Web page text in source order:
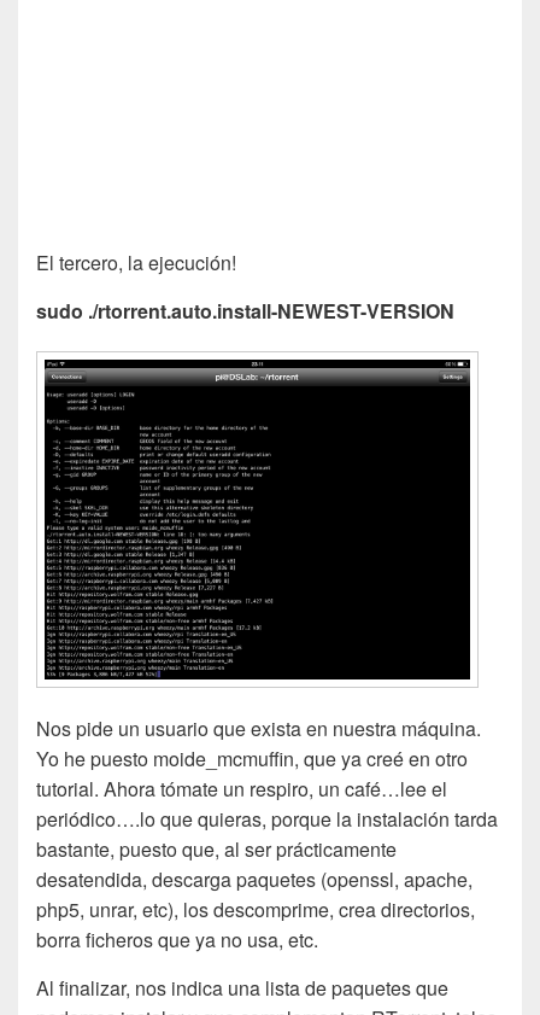
El tercero, la ejecución!
sudo ./rtorrent.auto.install-NEWEST-VERSION
Nos pide un usuario que exista en nuestra máquina.
Yo he puesto moide_mcmuffin, que ya creé en otro
tutorial. Ahora tómate un respiro, un café…lee el
periódico….lo que quieras, porque la instalación tarda
bastante, puesto que, al ser prácticamente
desatendida, descarga paquetes (openssl, apache,
php5, unrar, etc), los descomprime, crea directorios,
borra ficheros que ya no usa, etc.
Al finalizar, nos indica una lista de paquetes que